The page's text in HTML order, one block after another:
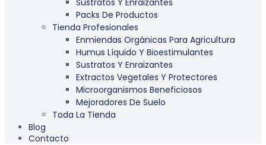
Packs De Productos
Tienda Profesionales
Enmiendas Orgánicas Para Agricultura
Humus Líquido Y Bioestimulantes
Sustratos Y Enraizantes
Extractos Vegetales Y Protectores
Microorganismos Beneficiosos
Mejoradores De Suelo
Toda La Tienda
Blog
Contacto